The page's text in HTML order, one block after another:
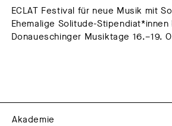
ECLAT Festival für neue Musik mit
Ehemalige Solitude-Stipendiat*innen
Donaueschinger Musiktage 16.–19.
Akademie